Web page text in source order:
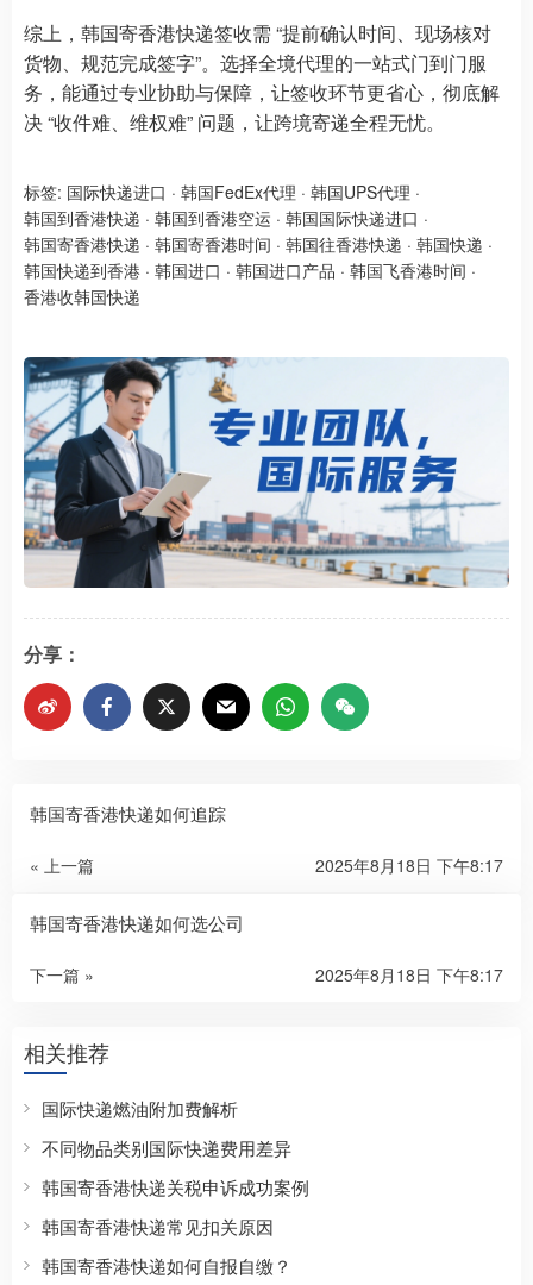
综上，韩国寄香港快递签收需 “提前确认时间、现场核对
货物、规范完成签字”。选择全境代理的一站式门到门服
务，能通过专业协助与保障，让签收环节更省心，彻底解
决 “收件难、维权难” 问题，让跨境寄递全程无忧。
标签: 国际快递进口 · 韩国FedEx代理 · 韩国UPS代理 ·
韩国到香港快递 · 韩国到香港空运 · 韩国国际快递进口 ·
韩国寄香港快递 · 韩国寄香港时间 · 韩国往香港快递 · 韩国快递 ·
韩国快递到香港 · 韩国进口 · 韩国进口产品 · 韩国飞香港时间 ·
香港收韩国快递
分享：
韩国寄香港快递如何追踪
« 上一篇 2025年8月18日 下午8:17
韩国寄香港快递如何选公司
下一篇 » 2025年8月18日 下午8:17
相关推荐
国际快递燃油附加费解析
不同物品类别国际快递费用差异
韩国寄香港快递关税申诉成功案例
韩国寄香港快递常见扣关原因
韩国寄香港快递如何自报自缴？